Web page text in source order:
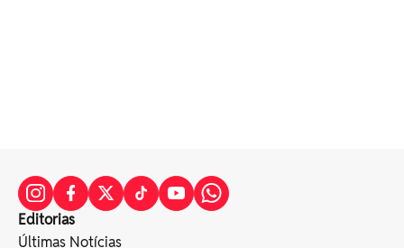
Editorias
Últimas Notícias